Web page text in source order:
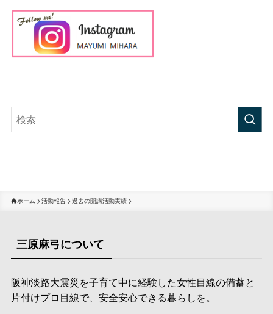
ホーム 活動報告 過去の開講活動実績
三原麻弓について
阪神淡路大震災を子育て中に経験した女性目線の備蓄と
片付けプロ目線で、安全安心できる暮らしを。